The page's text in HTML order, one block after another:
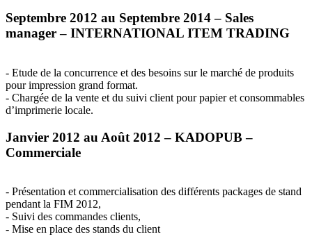
Septembre 2012 au Septembre 2014 – Sales
manager – INTERNATIONAL ITEM TRADING
- Etude de la concurrence et des besoins sur le marché de produits
pour impression grand format.
- Chargée de la vente et du suivi client pour papier et consommables
d’imprimerie locale.
Janvier 2012 au Août 2012 – KADOPUB–
Commerciale
- Présentation et commercialisation des différents packages de stand
pendant la FIM 2012,
- Suivi des commandes clients,
- Mise en place des stands du client